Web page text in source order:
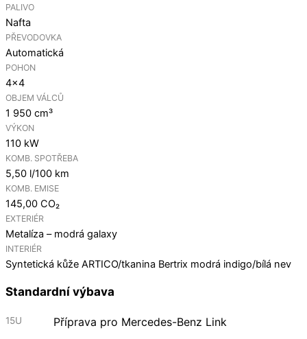
PALIVO
Nafta
PŘEVODOVKA
Automatická
POHON
4×4
OBJEM VÁLCŮ
1 950 cm³
VÝKON
110 kW
KOMB. SPOTŘEBA
5,50 l/100 km
KOMB. EMISE
145,00 CO₂
EXTERIÉR
Metalíza – modrá galaxy
INTERIÉR
Syntetická kůže ARTICO/tkanina Bertrix modrá indigo/bílá nev
Standardní výbava
15U Příprava pro Mercedes-Benz Link